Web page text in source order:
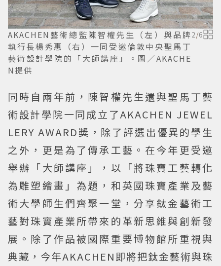
AKACHEN藝術總監陳智權先生（左）與品牌
執行長楊秀惠（右）一同受邀倫敦中央聖馬丁
藝術設計學院的「大師講座」。圖／AKACHE
N提供
2/6
同時自兩年前，陳智權先生還與聖馬丁藝
術設計學院一同成立了AKACHEN JEWEL
LERY AWARD獎，除了評選出優異的學生
之外，更是為了傳承工藝。在今年更受邀
舉辦「大師講座」，以「將珠寶工藝轉化
為雕塑繪畫」為題，和英國珠寶產業及藝
術大學師生們齊聚一堂，分享鈦金藝術工
藝對珠寶產業所帶來的革新思維與創新發
展。除了作品被國際重要博物館所重視與
典藏，今年AKACHEN即將把鈦金藝術與珠